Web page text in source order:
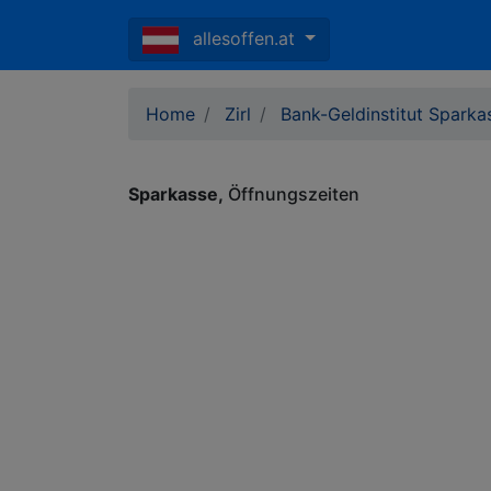
allesoffen.at
Home Zirl Bank-Geldinstitut
Sparkasse Öffnungszeiten